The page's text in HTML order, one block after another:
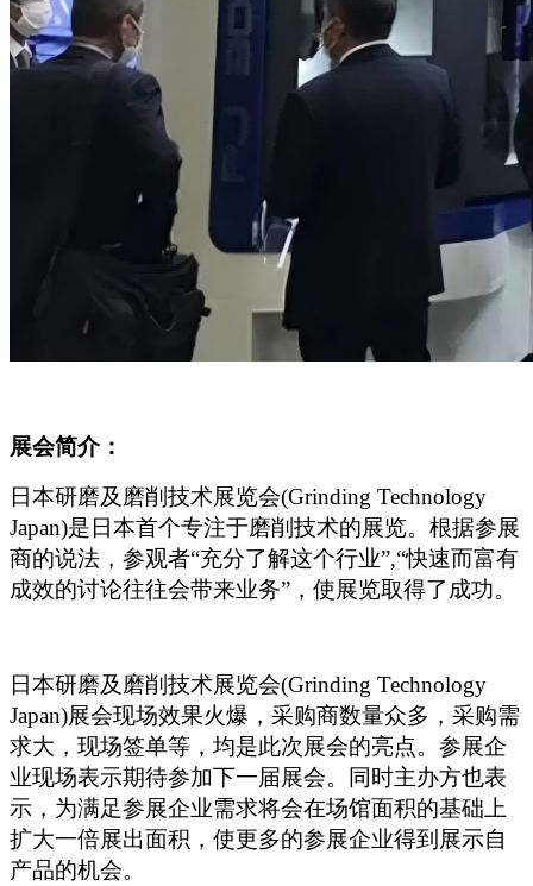
展会简介：
日本研磨及磨削技术展览会(Grinding Technology
Japan)是日本首个专注于磨削技术的展览。根据参展
商的说法，参观者“充分了解这个行业”,“快速而富有
成效的讨论往往会带来业务”，使展览取得了成功。
日本研磨及磨削技术展览会(Grinding Technology
Japan)展会现场效果火爆，采购商数量众多，采购需
求大，现场签单等，均是此次展会的亮点。参展企
业现场表示期待参加下一届展会。同时主办方也表
示，为满足参展企业需求将会在场馆面积的基础上
扩大一倍展出面积，使更多的参展企业得到展示自
产品的机会。